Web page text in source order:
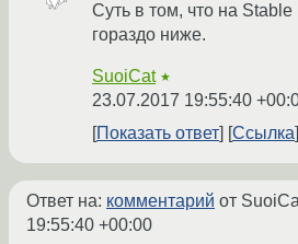
Суть в том, что на Stable
гораздо ниже.
SuoiCat ★
23.07.2017 19:55:40
Показать ответ
Ссылка
Ответ на: комментарий от
19:55:40 +00:00